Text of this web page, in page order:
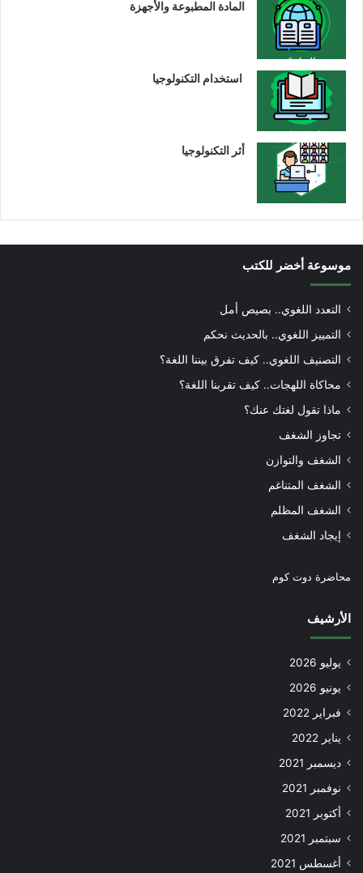
المادة المطبوعة والأجهزة
استخدام التكنولوجيا
أثر التكنولوجيا
موسوعة أخضر للكتب
التعدد اللغوي.. بصيص أمل
التمييز اللغوي.. بالحديث نحكم
التصنيف اللغوي.. كيف تفرق بيننا اللغة؟
محاكاة اللهجات.. كيف تقربنا اللغة؟
ماذا تقول لغتك عنك؟
تجاوز الشغف
الشغف والتوازن
الشغف المتناغم
الشغف المظلم
إيجاد الشغف
محاضرة دوت كوم
الأرشيف
يوليو 2026
يونيو 2026
فبراير 2022
يناير 2022
ديسمبر 2021
نوفمبر 2021
أكتوبر 2021
سبتمبر 2021
أغسطس 2021